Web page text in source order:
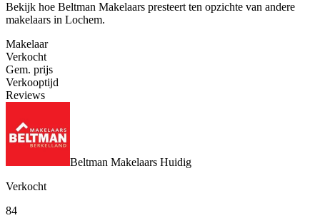
Bekijk hoe Beltman Makelaars presteert ten opzichte van andere
makelaars in Lochem.
Makelaar
Verkocht
Gem. prijs
Verkooptijd
Reviews
Beltman Makelaars Huidig
Verkocht
84